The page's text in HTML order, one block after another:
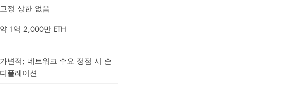
고정 상한 없음
약 1억 2,000만 ETH
가변적; 네트워크 수요 정점 시 순
디플레이션